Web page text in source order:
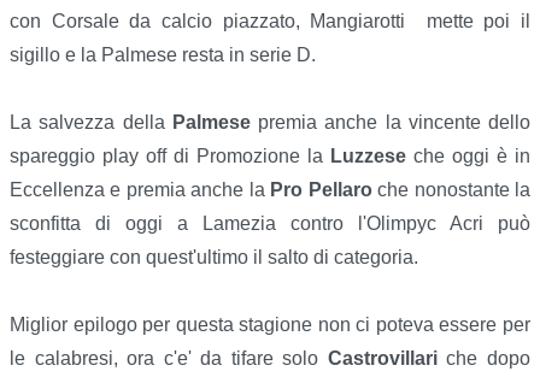
con Corsale da calcio piazzato, Mangiarotti mette poi il
sigillo e la Palmese resta in serie D.
La salvezza della Palmesepremia anche la vincente dello
spareggio play off di Promozione la Luzzese che oggi è in
Eccellenza e premia anche la Pro Pellaroche nonostante la
sconfitta di oggi a Lamezia contro l'Olimpyc Acri può
festeggiare con quest'ultimo il salto di categoria.
Miglior epilogo per questa stagione non ci poteva essere per
le calabresi, ora c'e' da tifare solo Castrovillariche dopo